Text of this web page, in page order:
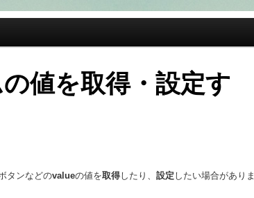
値を取得・設定す
タンなどのvalueの値を取得したり、 設定 したい場合がありま